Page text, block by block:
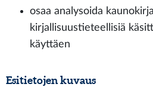
osaa analysoida
kirjallisuustieteellisiä
käyttäen
Esitietojen kuvaus